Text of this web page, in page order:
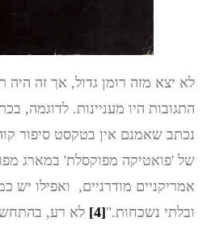
לא יצא מזה רומן גדול, אך זה היה
נכתב שאמנם אין בטקסט סיפור
של 'פואטיקה מפוקסלת' במארג
אמריקניים מודרניים, ואפילו יש
ובלתי נשכחות."[4] לא רע,